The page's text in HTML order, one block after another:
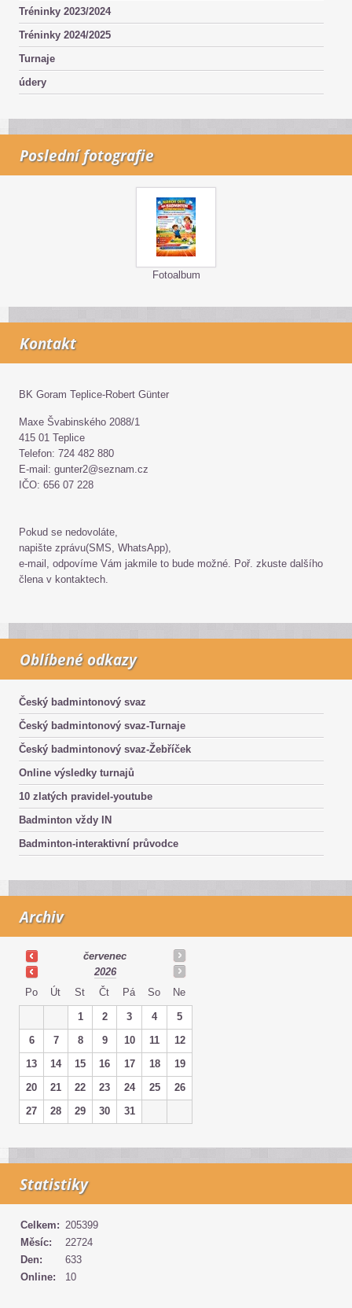
Tréninky 2023/2024
Tréninky 2024/2025
Turnaje
údery
Poslední fotografie
Fotoalbum
Kontakt
BK Goram Teplice-Robert Günter
Maxe Švabinského 2088/1
415 01 Teplice
Telefon: 724 482 880
E-mail: gunter2@seznam.cz
IČO: 656 07 228
Pokud se nedovoláte,
napište zprávu(SMS, WhatsApp),
e-mail, odpovíme Vám jakmile to bude možné. Poř. zkuste dalšího
člena v kontaktech.
Oblíbené odkazy
Český badmintonový svaz
Český badmintonový svaz-Turnaje
Český badmintonový svaz-Žebříček
Online výsledky turnajů
10 zlatých pravidel-youtube
Badminton vždy IN
Badminton-interaktivní průvodce
Archiv
červenec
2026
Po
Út St Čt Pá So Ne
1 2 3 4
5
6
7 8 9 10 11
12
13
14 15 16 17 18
19
20
21 22 23 24 25
26
27
28 29 30 31
Statistiky
Online: 10
Celkem: 205399
Měsíc:
22724
Den:
633